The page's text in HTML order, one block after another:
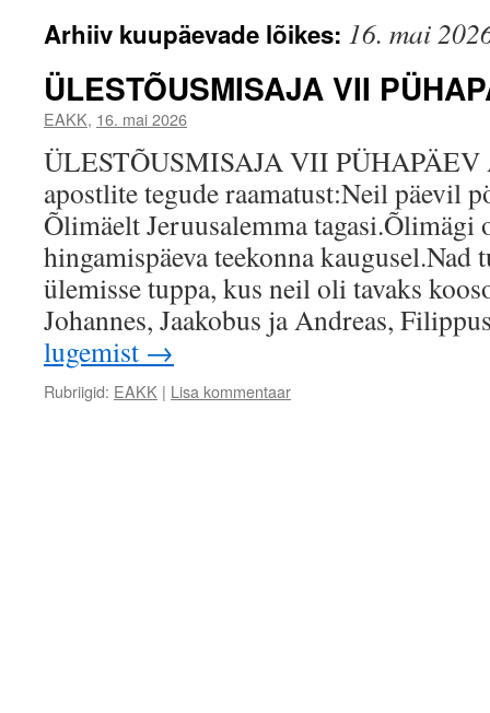
Arhiiv kuupäevade lõikes: 16. mai
ÜLESTÕUSMISAJA VII
EAKK, 16. mai 2026
ÜLESTÕUSMISAJA VII
apostlite tegude raamatust:Neil päevil
Õlimäelt Jeruusalemma tagasi.Õlimägi
hingamispäeva teekonna
ülemisse tuppa, kus neil oli tavaks
Johannes, Jaakobus ja Andreas,
lugemist →
Rubriigid: EAKK | Lisa kommentaar